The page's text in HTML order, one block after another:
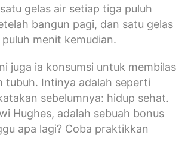
gelas air setiap tiga puluh
bangun pagi, dan satu gelas
menit kemudian.
juga ia konsumsi untuk membilas
tubuh. Intinya adalah seperti
sebelumnya: hidup sehat.
Hughes, adalah sebuah bonus
apa lagi? Coba praktikkan